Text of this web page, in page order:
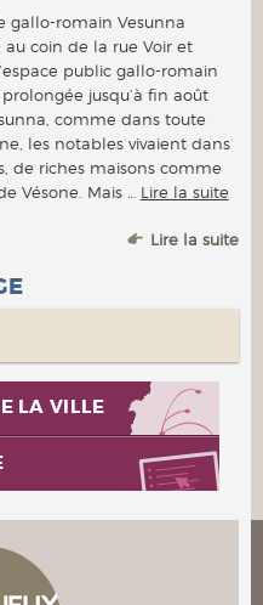
gallo-romain Vesunna
au coin de la rue Voir et
public gallo-romain
jusqu’à fin août
comme dans toute
les notables vivaient dans
de riches maisons comme
Vésone. Mais … Lire la suite
Lire la suite
LA VILLE